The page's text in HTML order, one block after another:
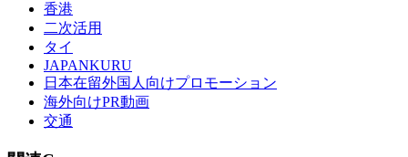
香港
二次活用
タイ
JAPANKURU
日本在留外国人向けプロモーション
海外向けPR動画
交通